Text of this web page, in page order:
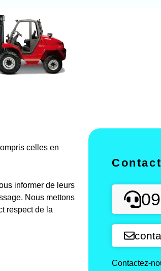
celles en
informer de leurs
Nous mettons
respect de la
Contact
Contactez-